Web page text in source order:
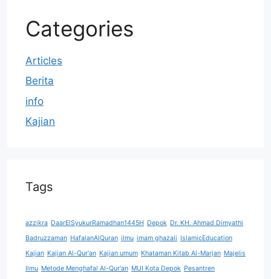
Categories
Articles
Berita
info
Kajian
Tags
azzikra DaarElSyukurRamadhan1445H Depok Dr. KH. Ahmad Dimyathi
Badruzzaman HafalanAlQuran ilmu imam ghazali IslamicEducation
Kajian Kajian Al-Qur'an Kajian umum Khataman Kitab Al-Marjan Majelis
Ilmu Metode Menghafal Al-Qur'an MUI Kota Depok Pesantren